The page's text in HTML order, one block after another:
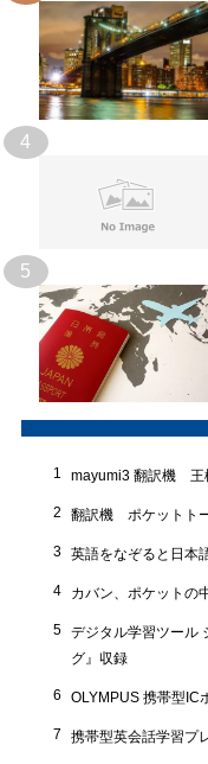
4
5
1 mayumi3 翻訳機 王
2 翻訳機 ポケットト
3 英語をなぞると日
4 カバン、ポケットの
5 デジタル学習ツール
グ』収録
6 OLYMPUS 携帯型IC
7 携帯型英会話学習プ